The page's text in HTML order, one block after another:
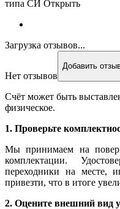
типа СИ Открыть
Загрузка отзывов...
Нет отзывов
Добавить
Счёт может быть
физическое.
1. Проверьте
Мы принимаем на
комплектации.
переходники на месте,
привезти, что в итоге
2. Оцените внешний вид